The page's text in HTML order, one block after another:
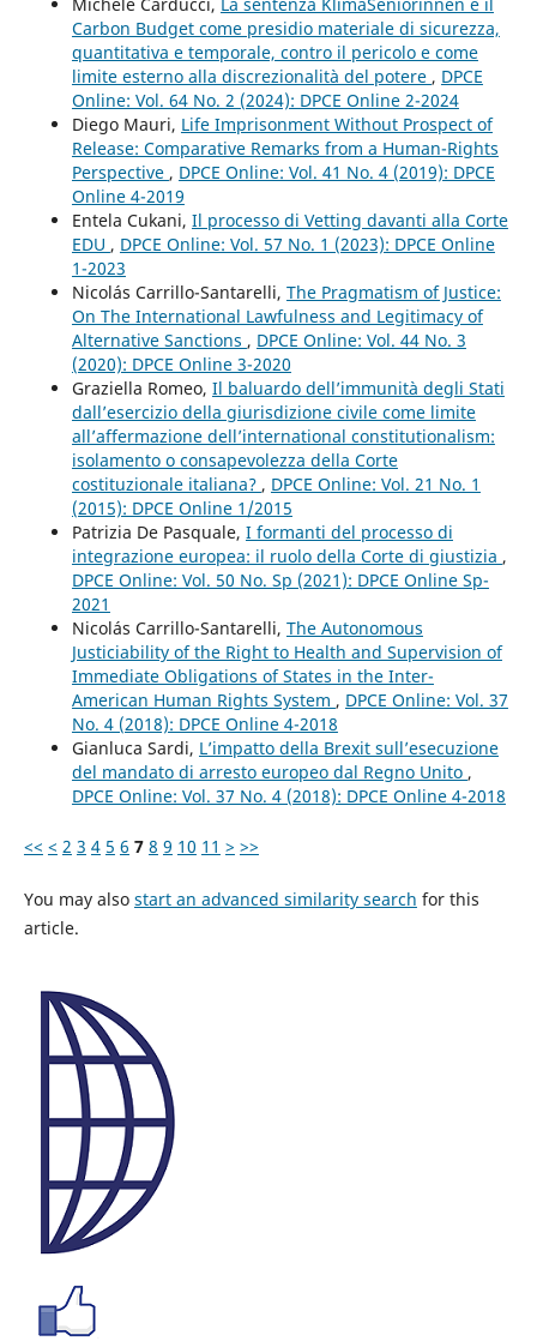
Michele Carducci, La sentenza KlimaSeniorinnen e il
Carbon Budget come presidio materiale di sicurezza,
quantitativa e temporale, contro il pericolo e come
limite esterno alla discrezionalità del potere , DPCE
Online: Vol. 64 No. 2 (2024): DPCE Online 2-2024
Diego Mauri, Life Imprisonment Without Prospect of
Release: Comparative Remarks from a Human-Rights
Perspective , DPCE Online: Vol. 41 No. 4 (2019): DPCE
Online 4-2019
Entela Cukani, Il processo di Vetting davanti alla Corte
EDU , DPCE Online: Vol. 57 No. 1 (2023): DPCE Online
1-2023
Nicolás Carrillo-Santarelli, The Pragmatism of Justice:
On The International Lawfulness and Legitimacy of
Alternative Sanctions , DPCE Online: Vol. 44 No. 3
(2020): DPCE Online 3-2020
Graziella Romeo, Il baluardo dell’immunità degli Stati
dall’esercizio della giurisdizione civile come limite
all’affermazione dell’international constitutionalism:
isolamento o consapevolezza della Corte
costituzionale italiana? , DPCE Online: Vol. 21 No. 1
(2015): DPCE Online 1/2015
Patrizia De Pasquale, I formanti del processo di
integrazione europea: il ruolo della Corte di giustizia ,
DPCE Online: Vol. 50 No. Sp (2021): DPCE Online Sp-
2021
Nicolás Carrillo-Santarelli, The Autonomous
Justiciability of the Right to Health and Supervision of
Immediate Obligations of States in the Inter-
American Human Rights System , DPCE Online: Vol. 37
No. 4 (2018): DPCE Online 4-2018
Gianluca Sardi, L’impatto della Brexit sull’esecuzione
del mandato di arresto europeo dal Regno Unito ,
DPCE Online: Vol. 37 No. 4 (2018): DPCE Online 4-2018
<< < 2 3 4 5 6 7 8 9 10 11 > >>
You may also start an advanced similarity search for this
article.